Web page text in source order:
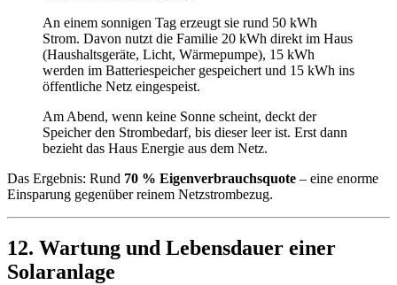
An einem sonnigen Tag erzeugt sie rund 50 kWh
Strom. Davon nutzt die Familie 20 kWh direkt im Haus
(Haushaltsgeräte, Licht, Wärmepumpe), 15 kWh
werden im Batteriespeicher gespeichert und 15 kWh ins
öffentliche Netz eingespeist.
Am Abend, wenn keine Sonne scheint, deckt der
Speicher den Strombedarf, bis dieser leer ist. Erst dann
bezieht das Haus Energie aus dem Netz.
Das Ergebnis: Rund 70 % Eigenverbrauchsquote – eine enorme
Einsparung gegenüber reinem Netzstrombezug.
12. Wartung und Lebensdauer einer
Solaranlage